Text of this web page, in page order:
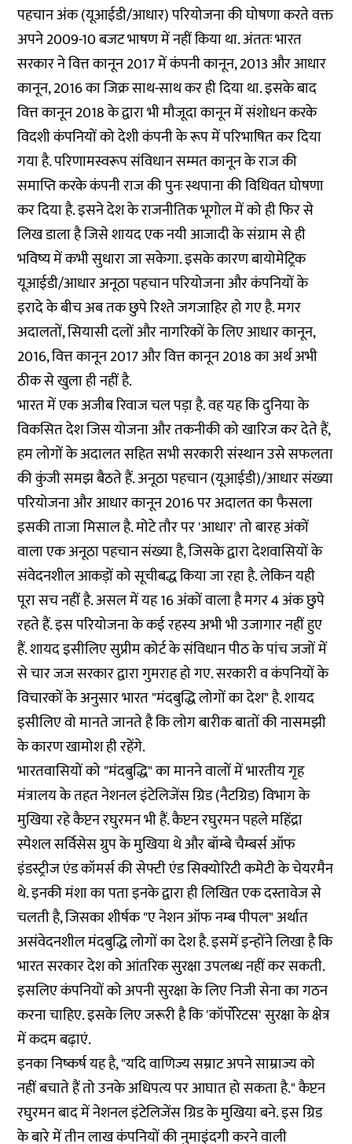
पहचान अंक (यूआईडी/आधार) परियोजना की घोषणा करते वक्त
अपने 2009-10 बजट भाषण में नहीं किया था. अंततः भारत
सरकार ने वित्त कानून 2017 में कंपनी कानून, 2013 और आधार
कानून, 2016 का जिक्र साथ-साथ कर ही दिया था. इसके बाद
वित्त कानून 2018 के द्वारा भी मौजूदा कानून में संशोधन करके
विदशी कंपनियों को देशी कंपनी के रूप में परिभाषित कर दिया
गया है. परिणामस्वरूप संविधान सम्मत कानून के राज की
समाप्ति करके कंपनी राज की पुनः स्थपाना की विधिवत घोषणा
कर दिया है. इसने देश के राजनीतिक भूगोल में को ही फिर से
लिख डाला है जिसे शायद एक नयी आजादी के संग्राम से ही
भविष्य में कभी सुधारा जा सकेगा. इसके कारण बायोमेट्रिक
यूआईडी/आधार अनूठा पहचान परियोजना और कंपनियों के
इरादे के बीच अब तक छुपे रिश्ते जगजाहिर हो गए है. मगर
अदालतों, सियासी दलों और नागरिकों के लिए आधार कानून,
2016, वित्त कानून 2017 और वित्त कानून 2018 का अर्थ अभी
ठीक से खुला ही नहीं है.
भारत में एक अजीब रिवाज चल पड़ा है. वह यह कि दुनिया के
विकसित देश जिस योजना और तकनीकी को खारिज कर देते हैं,
हम लोगों के अदालत सहित सभी सरकारी संस्थान उसे सफलता
की कुंजी समझ बैठते हैं. अनूठा पहचान (यूआईडी)/आधार संख्या
परियोजना और आधार कानून 2016 पर अदालत का फैसला
इसकी ताजा मिसाल है. मोटे तौर पर 'आधार' तो बारह अंकों
वाला एक अनूठा पहचान संख्या है, जिसके द्वारा देशवासियों के
संवेदनशील आकड़ों को सूचीबद्ध किया जा रहा है. लेकिन यही
पूरा सच नहीं है. असल में यह 16 अंकों वाला है मगर 4 अंक छुपे
रहते हैं. इस परियोजना के कई रहस्य अभी भी उजागार नहीं हुए
हैं. शायद इसीलिए सुप्रीम कोर्ट के संविधान पीठ के पांच जजों में
से चार जज सरकार द्वारा गुमराह हो गए. सरकारी व कंपनियों के
विचारकों के अनुसार भारत "मंदबुद्धि लोगों का देश" है. शायद
इसीलिए वो मानते जानते है कि लोग बारीक बातों की नासमझी
के कारण खामोश ही रहेंगे.
भारतवासियों को "मंदबुद्धि" का मानने वालों में भारतीय गृह
मंत्रालय के तहत नेशनल इंटेलिजेंस ग्रिड (नैटग्रिड) विभाग के
मुखिया रहे कैप्टन रघुरमन भी हैं. कैप्टन रघुरमन पहले महिंद्रा
स्पेशल सर्विसेस ग्रुप के मुखिया थे और बॉम्बे चैम्बर्स ऑफ
इंडस्ट्रीज एंड कॉमर्स की सेफ्टी एंड सिक्योरिटी कमेटी के चेयरमैन
थे. इनकी मंशा का पता इनके द्वारा ही लिखित एक दस्तावेज से
चलती है, जिसका शीर्षक "ए नेशन ऑफ नम्ब पीपल" अर्थात
असंवेदनशील मंदबुद्धि लोगों का देश है. इसमें इन्होंने लिखा है कि
भारत सरकार देश को आंतरिक सुरक्षा उपलब्ध नहीं कर सकती.
इसलिए कंपनियों को अपनी सुरक्षा के लिए निजी सेना का गठन
करना चाहिए. इसके लिए जरूरी है कि 'कॉर्पोरेटस' सुरक्षा के क्षेत्र
में कदम बढ़ाएं.
इनका निष्कर्ष यह है, "यदि वाणिज्य सम्राट अपने साम्राज्य को
नहीं बचाते हैं तो उनके अधिपत्य पर आघात हो सकता है." कैप्टन
रघुरमन बाद में नेशनल इंटेलिजेंस ग्रिड के मुखिया बने. इस ग्रिड
के बारे में तीन लाख कंपनियों की नुमाइंदगी करने वाली